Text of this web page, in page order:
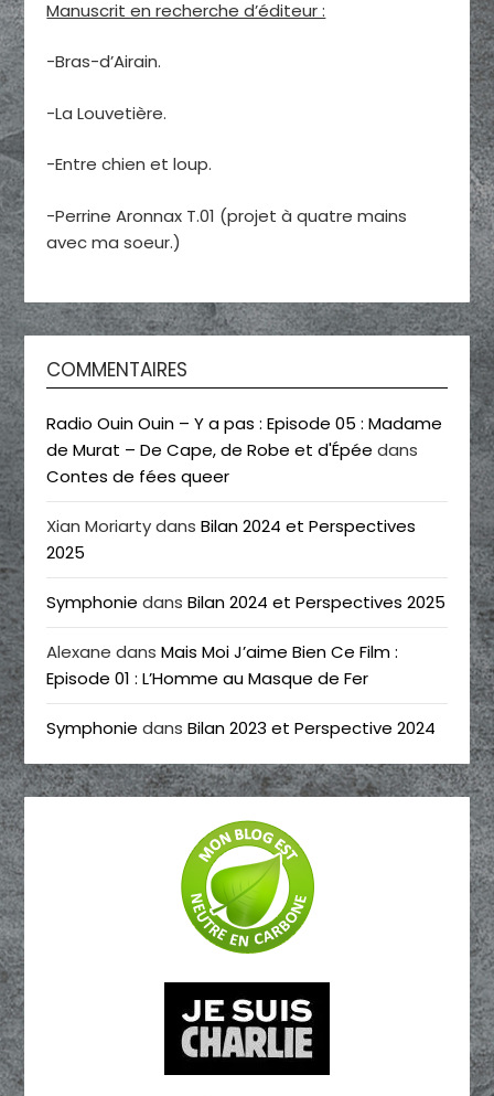
Manuscrit en recherche d’éditeur :
-Bras-d’Airain.
-La Louvetière.
-Entre chien et loup.
-Perrine Aronnax T.01 (projet à quatre mains
avec ma soeur.)
COMMENTAIRES
Radio Ouin Ouin – Y a pas : Episode 05 : Madame
de Murat – De Cape, de Robe et d'Épée dans
Contes de fées queer
Xian MoriartydansBilan 2024 et Perspectives
2025
Symphonie dansBilan 2024 et Perspectives 2025
Alexane dansMais Moi J’aime Bien Ce Film :
Episode 01 : L’Homme au Masque de Fer
Symphonie dansBilan 2023 et Perspective 2024